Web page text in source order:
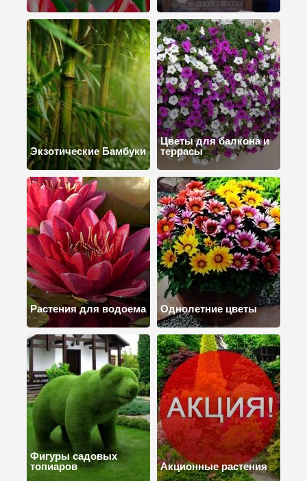
Экзотические Бамбуки
Цветы для балкона и
террасы
Растения для водоема Однолетние цветы
Фигуры садовых
топиаров
Акционные растения